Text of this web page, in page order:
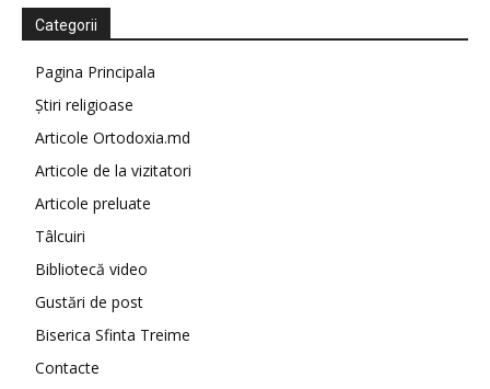
Categorii
Pagina Principala
Știri religioase
Articole Ortodoxia.md
Articole de la vizitatori
Articole preluate
Tâlcuiri
Bibliotecă video
Gustări de post
Biserica Sfinta Treime
Contacte